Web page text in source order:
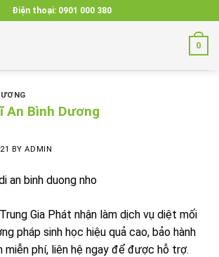
Điện thoại: 0901 000 380
0
An Bình Dương
BYADMIN
Gia Phát nhận làm dịch vụ diệt mối
pháp sinh học hiệu quả cao, bảo hành
miễn phí, liên hệ ngay để được hỗ trợ.